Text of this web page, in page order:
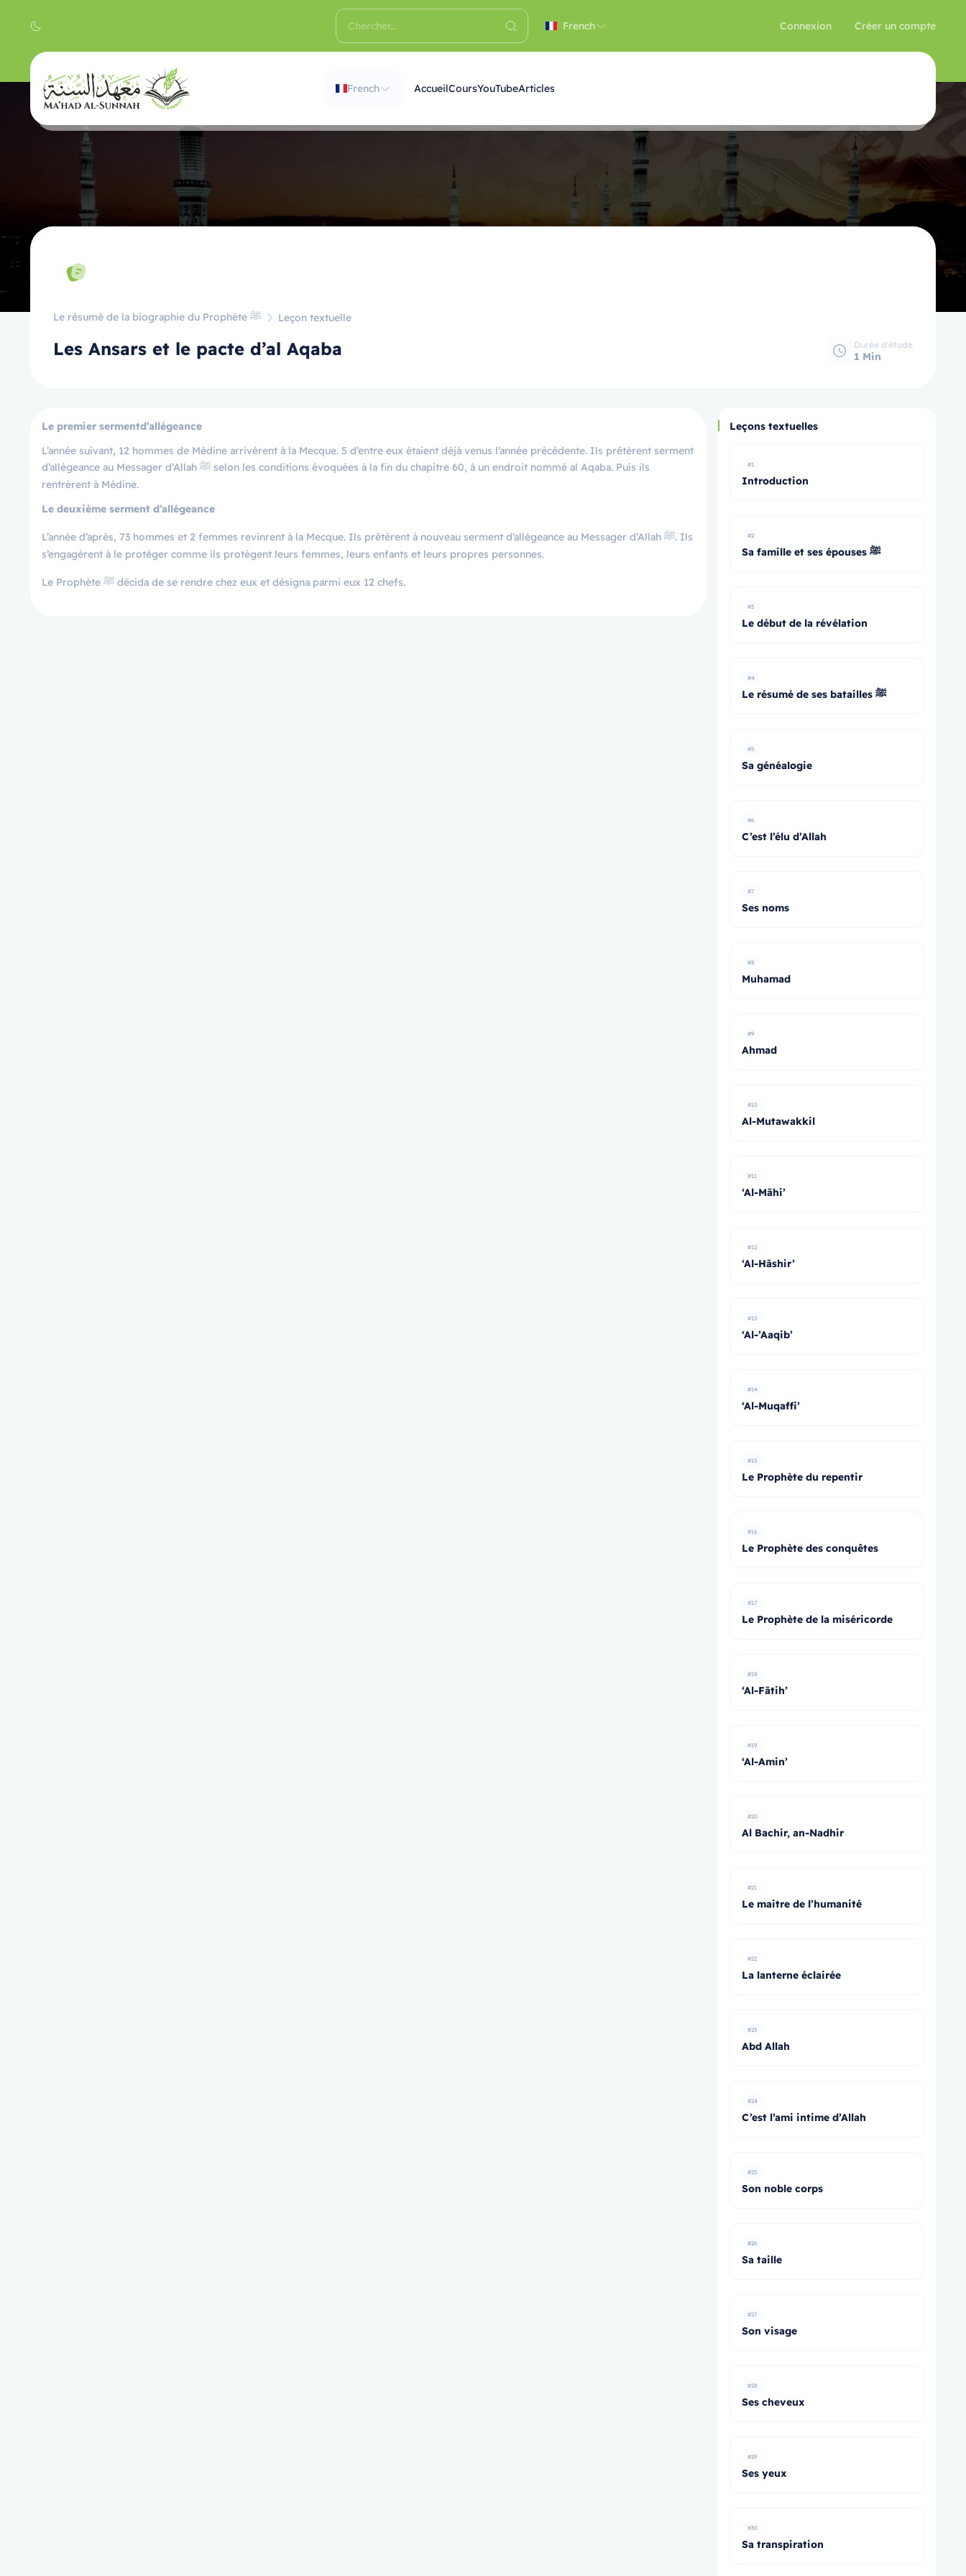
French Connexion Créer un compte
French AccueilCoursYouTubeArticles
Le résumé de la biographie du Prophète ﷺ Leçon textuelle
Les Ansars et le pacte d’al Aqaba Durée d'étude
1 Min
Le premier sermentd’allégeance
L’année suivant, 12 hommes de Médine arrivèrent à la Mecque. 5 d’entre eux étaient déjà venus l’année précédente. Ils prêtèrent serment
d’allégeance au Messager d’Allah ﷺ selon les conditions évoquées à la fin du chapitre 60, à un endroit nommé al Aqaba. Puis ils
rentrèrent à Médine.
Le deuxième serment d’allégeance
L’année d’après, 73 hommes et 2 femmes revinrent à la Mecque. Ils prêtèrent à nouveau serment d’allégeance au Messager d’Allah ﷺ. Ils
s’engagèrent à le protéger comme ils protègent leurs femmes, leurs enfants et leurs propres personnes.
Le Prophète ﷺ décida de se rendre chez eux et désigna parmi eux 12 chefs.
Leçons textuelles
#1
Introduction
#2
Sa famille et ses épouses ﷺ
#3
Le début de la révélation
#4
Le résumé de ses batailles ﷺ
#5
Sa généalogie
#6
C’est l’élu d’Allah
#7
Ses noms
#8
Muhamad
#9
Ahmad
#10
Al-Mutawakkil
#11
‘Al-Māhi’
#12
‘Al-Hāshir’
#13
‘Al-’Aaqib’
#14
‘Al-Muqaffi’
#15
Le Prophète du repentir
#16
Le Prophète des conquêtes
#17
Le Prophète de la miséricorde
#18
‘Al-Fātih’
#19
‘Al-Amin’
#20
Al Bachir, an-Nadhir
#21
Le maitre de l’humanité
#22
La lanterne éclairée
#23
Abd Allah
#24
C’est l’ami intime d’Allah
#25
Son noble corps
#26
Sa taille
#27
Son visage
#28
Ses cheveux
#29
Ses yeux
#30
Sa transpiration